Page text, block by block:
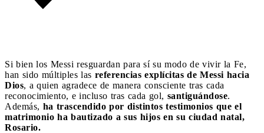
Si bien los Messi resguardan para sí su modo de vivir la Fe,
han sido múltiples las referencias explícitas de Messi hacia
Dios, a quien agradece de manera consciente tras cada
reconocimiento, e incluso tras cada gol, santiguándose.
Además, ha trascendido por distintos testimonios que el
matrimonio ha bautizado a sus hijos en su ciudad natal,
Rosario.